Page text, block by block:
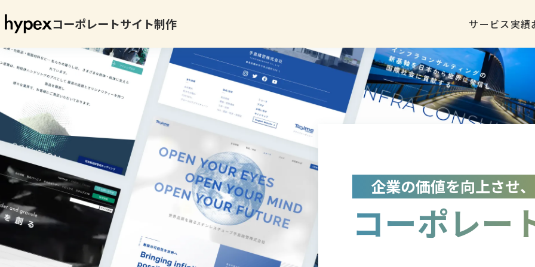
コーポレートサイト制作 サービス
採用サイト制作
採用SNS運用代行 採用SNS内製化支援 採用SNS広告
製造業特化採用ブランディング
実績
企業の価値を向上させ
コーポレー